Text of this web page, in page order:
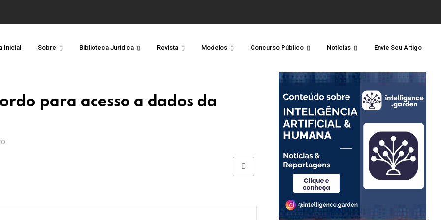
Inicial Sobre Biblioteca Jurídica Revista Modelos Concurso Público Notícias Envie Seu Artigo
para acesso a dados da
Share